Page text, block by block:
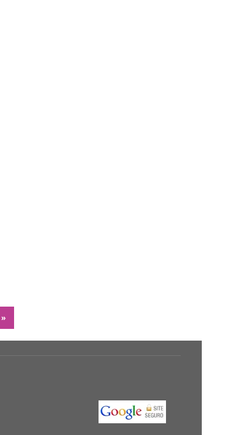
»